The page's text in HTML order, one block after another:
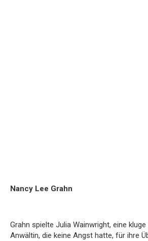
Nancy Lee Grahn
Grahn spielte Julia Wainwright, eine
Anwältin, die keine Angst hatte, für ihre